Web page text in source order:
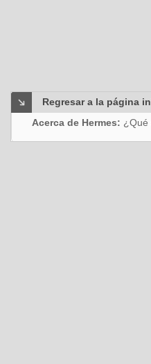
Regresar a la página
Acerca de Hermes: ¿Qué